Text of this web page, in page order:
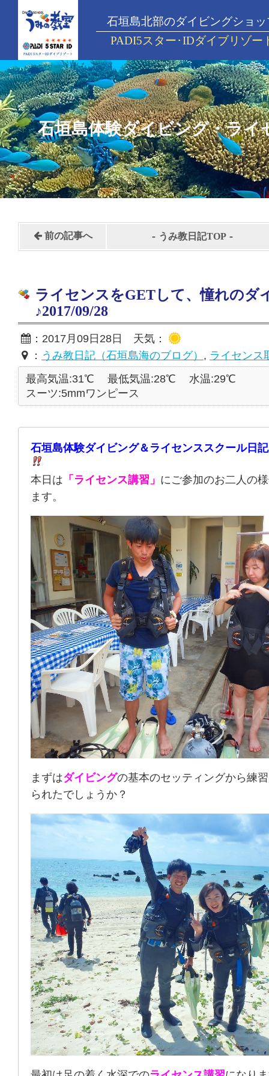
石垣島北部のダイビングショッ
PADI5スター･IDダイブリゾー
石垣島体験ダイビング・ライ
前の記事へ - うみ教日記TOP -
ライセンスをGETして、憧れのダ
♪2017/09/28
：2017月09日28日 天気：
： うみ教日記（石垣島海のブログ） , ライセンス
最高気温:31℃
最低気温:28℃
水温:29℃
スーツ:5mmワンピース
石垣島体験ダイビング＆ライセンススクール日記
本日は 「ライセンス講習」 にご参加のお二人の
ます。
まずはダイビングの基本のセッティングから練
られたでしょうか？